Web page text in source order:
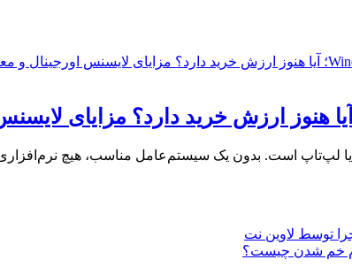
یا لپ‌تاپ است. بدون یک سیستم‌عامل مناسب، هیچ
توسط لاوین نت
خم شدن چیست؟